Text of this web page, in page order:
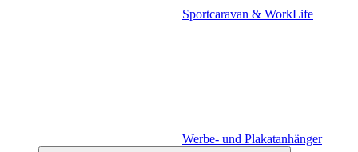
Sportcaravan & WorkLife
Werbe- und Plakatanhänger